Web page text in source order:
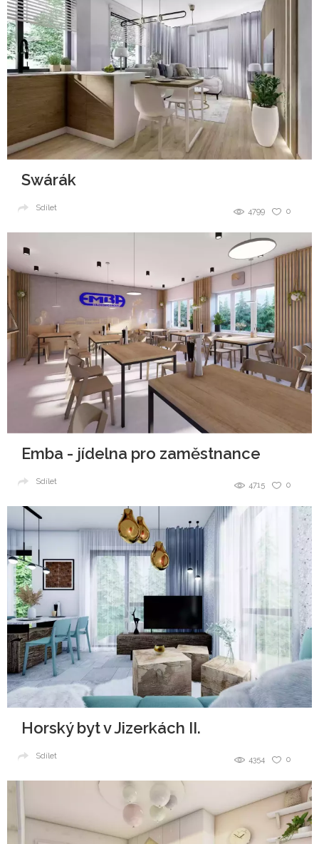
Swárák
0
4799
Sdílet
Emba - jídelna pro zaměstnance
0
4715
Sdílet
Horský byt v Jizerkách II.
0
4354
Sdílet